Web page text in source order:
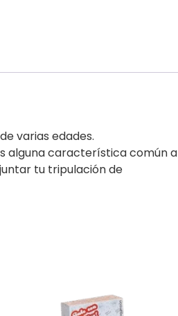
varias edades.
alguna característica común a
tu tripulación de